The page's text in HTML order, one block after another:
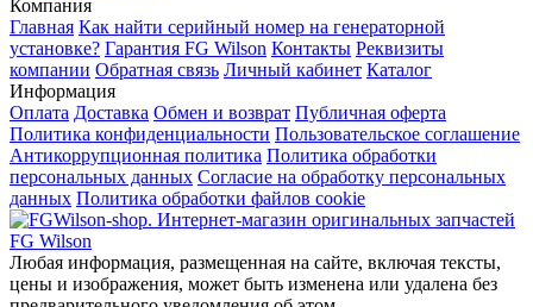
Компания
Главная Как найти серийный номер на генераторной
установке? Гарантия FG Wilson Контакты Реквизиты
компании Обратная связь Личный кабинет Каталог
Информация
Оплата Доставка Обмен и возврат Публичная оферта
Политика конфиденциальности Пользовательское соглашение
Антикоррупционная политика Политика обработки
персональных данных Согласие на обработку персональных
данных Политика обработки файлов cookie
Любая информация, размещенная на сайте, включая тексты,
цены и изображения, может быть изменена или удалена без